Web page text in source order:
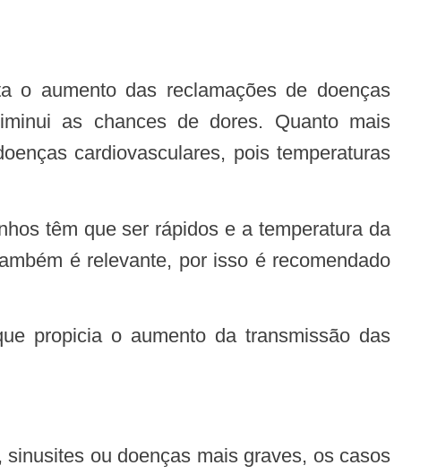
as chances de dores. Quanto mais
cardiovasculares, pois temperaturas
é relevante, por isso é recomendado